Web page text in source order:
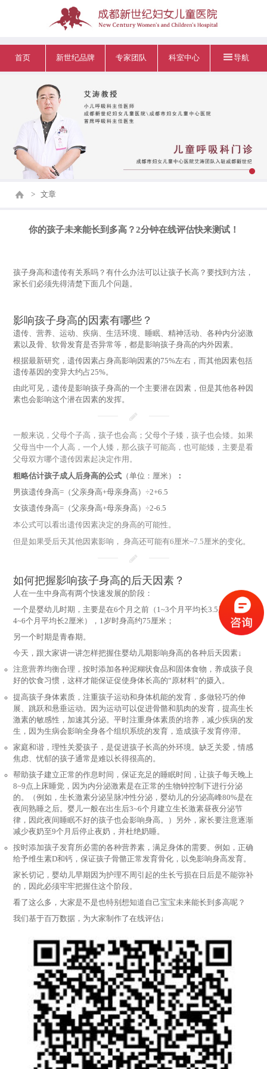
首页 新世纪品牌 专家团队 科室中心 导航
> 文章
你的孩子未来能长到多高？2分钟在线评估快来测试！
孩子身高和遗传有关系吗？有什么办法可以让孩子长高？要找到方法，
家长们必须先得清楚下面几个问题。
影响孩子身高的因素有哪些？
遗传、营养、运动、疾病、生活环境、睡眠、精神活动、各种内分泌激
素以及骨、软骨发育是否异常等，都是影响孩子身高的内外因素。
根据最新研究，遗传因素占身高影响因素的75%左右，而其他因素包括
遗传基因的变异大约占25%。
由此可见，遗传是影响孩子身高的一个主要潜在因素，但是其他各种因
素也会影响这个潜在因素的发挥。
一般来说，父母个子高，孩子也会高；父母个子矮，孩子也会矮。如果
父母当中一个人高，一个人矮，那么孩子可能高，也可能矮，主要是看
父母双方哪个遗传因素起决定作用。
粗略估计孩子成人后身高的公式 （单位：厘米）
：
男孩遗传身高=（父亲身高+母亲身高）÷2+6.5
女孩遗传身高=（父亲身高+母亲身高）÷2-6.5
本公式可以看出遗传因素决定的身高的可能性。
但是如果受后天其他因素影响， 身高还可能有6厘米~7.5厘米的变化。
如何把握影响孩子身高的后天因素？
人在一生中身高有两个快速发展的阶段：
一个是婴幼儿时期，主要是在6个月之前（1~3个月平均长3.5厘米，
4~6个月平均长2厘米），1岁时身高约75厘米；
另一个时期是青春期。
今天，跟大家讲一讲怎样把握住婴幼儿期影响身高的各种后天因素↓
注意营养均衡合理，按时添加各种泥糊状食品和固体食物，养成孩子良
好的饮食习惯，这样才能保证促使身体长高的“原材料”的摄入。
提高孩子身体素质，注重孩子运动和身体机能的发育，多做轻巧的伸
展、跳跃和悬垂运动。因为运动可以促进骨骼和肌肉的发育，提高生长
激素的敏感性，加速其分泌。平时注重身体素质的培养，减少疾病的发
生，因为生病会影响全身各个组织系统的发育，造成孩子发育停滞。
家庭和谐，理性关爱孩子，是促进孩子长高的外环境。缺乏关爱，情感
焦虑、忧郁的孩子通常是难以长得很高的。
帮助孩子建立正常的作息时间，保证充足的睡眠时间，让孩子每天晚上
8~9点上床睡觉，因为内分泌激素是在正常的生物钟控制下进行分泌
的。（例如，生长激素分泌呈脉冲性分泌，婴幼儿的分泌高峰80%是在
夜间熟睡之后。婴儿一般在出生后3~6个月建立生长激素昼夜分泌节
律，因此夜间睡眠不好的孩子也会影响身高。）另外，家长要注意逐渐
减少夜奶至9个月后停止夜奶，并杜绝奶睡。
按时添加孩子发育所必需的各种营养素，满足身体的需要。例如，正确
给予维生素D和钙，保证孩子骨骼正常发育骨化，以免影响身高发育。
家长切记，婴幼儿早期因为护理不周引起的生长亏损在日后是不能弥补
的，因此必须牢牢把握住这个阶段。
看了这么多，大家是不是也特别想知道自己宝宝未来能长到多高呢？
我们基于百万数据，为大家制作了在线评估↓